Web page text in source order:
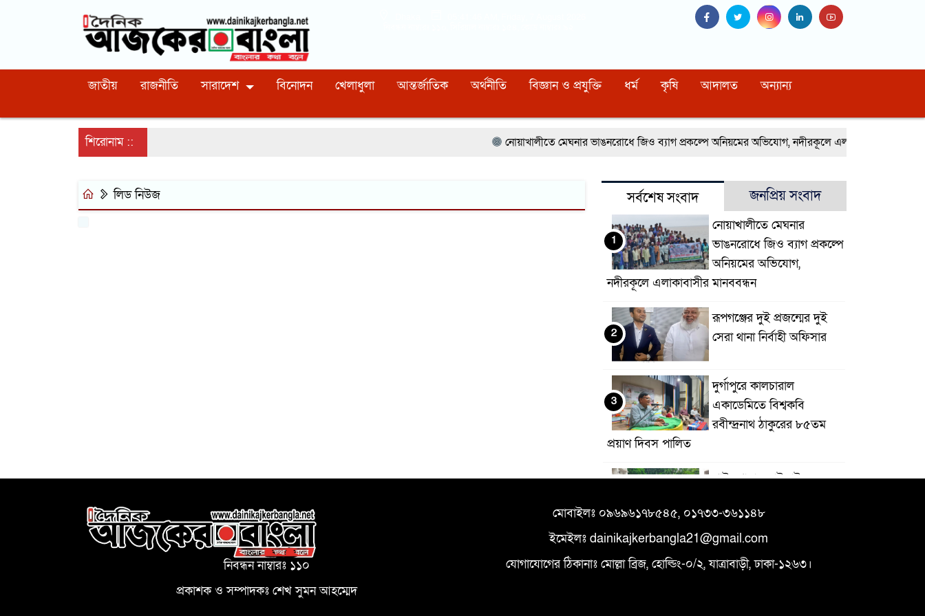
জাতীয় রাজনীতি সারাদেশ বিনোদন খেলাধুলা আন্তর্জাতিক অর্থনীতি বিজ্ঞান ও প্রযুক্তি ধর্ম কৃষি আদালত অন্যান্য
শিরোনাম :: নোয়াখালীতে মেঘনার ভাঙনরোধে জিও ব্যাগ প্রকল্পে অনিয়মের অভিযোগ, নদীরকূলে এলাকাবাসীর মানববন্ধন
লিড নিউজ সর্বশেষ সংবাদ জনপ্রিয় সংবাদ
নোয়াখালীতে মেঘনার
ভাঙনরোধে জিও ব্যাগ প্রকল্পে
অনিয়মের অভিযোগ,
নদীরকূলে এলাকাবাসীর মানববন্ধন
1
রূপগঞ্জের দুই প্রজন্মের দুই
সেরা থানা নির্বাহী অফিসার
2
দুর্গাপুরে কালচারাল
একাডেমিতে বিশ্বকবি
রবীন্দ্রনাথ ঠাকুরের ৮৫তম
প্রয়াণ দিবস পালিত
3
পাইকগাছায় বাইসাইকেল,
হাতীবান্ধা ও ফুলবাড়ী সীমান্তে
১৫ বিজিবির অভিযান: ৩৫৫
5
নিবন্ধন নাম্বারঃ ১১০
প্রকাশক ও সম্পাদকঃ শেখ সুমন আহম্মেদ
মোবাইলঃ ০৯৬৯৬১৭৮৫৪৫, ০১৭৩৩-৩৬১১৪৮
ইমেইলঃ dainikajkerbangla21@gmail.com
যোগাযোগের ঠিকানাঃ মোল্লা ব্রিজ, হোল্ডিং-০/২, যাত্রাবাড়ী, ঢাকা-১২৬৩।